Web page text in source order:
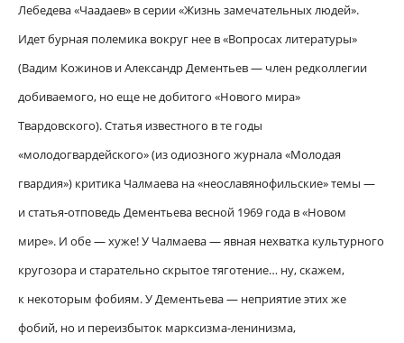
Лебедева «Чаадаев» в серии «Жизнь замечательных людей».
Идет бурная полемика вокруг нее в «Вопросах литературы»
(Вадим Кожинов и Александр Дементьев — член редколлегии
добиваемого, но еще не добитого «Нового мира»
Твардовского). Статья известного в те годы
«молодогвардейского» (из одиозного журнала «Молодая
гвардия») критика Чалмаева на «неославянофильские» темы —
и статья-отповедь Дементьева весной 1969 года в «Новом
мире». И обе — хуже! У Чалмаева — явная нехватка культурного
кругозора и старательно скрытое тяготение… ну, скажем,
к некоторым фобиям. У Дементьева — неприятие этих же
фобий, но и переизбыток марксизма-ленинизма,